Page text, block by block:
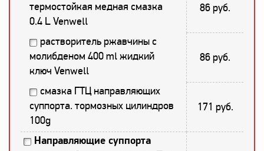
термостойкая медная смазка
0.4 L Venwell
86 руб.
растворитель ржавчины с
молибденом 400 ml жидкий
ключ Venwell
86 руб.
смазка ГТЦ направляющих
суппорта. тормозных цилиндров
100g
171 руб.
Направляющие суппорта